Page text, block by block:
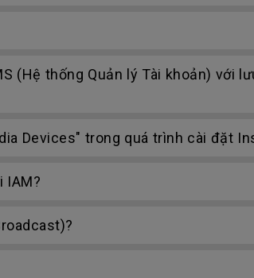
(Hệ thống Quản lý Tài khoản) với
Devices" trong quá trình cài đặt
IAM?